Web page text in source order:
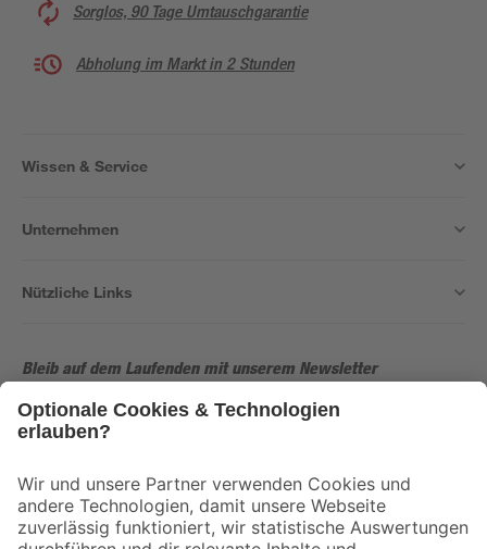
Sorglos, 90 Tage Umtauschgarantie
Abholung im Markt in 2 Stunden
Wissen & Service
Unternehmen
Nützliche Links
Bleib auf dem Laufenden mit unserem Newsletter
Der toom Newsletter: Keine Angebote und Aktionen mehr verpassen!
Folge uns